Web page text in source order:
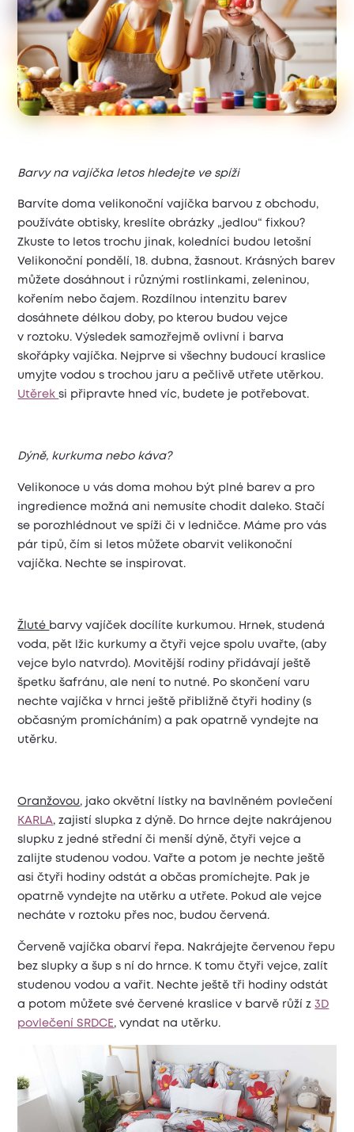
Barvy na vajíčka letos hledejte ve spíži
Barvíte doma velikonoční vajíčka barvou z obchodu,
používáte obtisky, kreslíte obrázky „jedlou“ fixkou?
Zkuste to letos trochu jinak, koledníci budou letošní
Velikonoční pondělí, 18. dubna, žasnout. Krásných barev
můžete dosáhnout i různými rostlinkami, zeleninou,
kořením nebo čajem. Rozdílnou intenzitu barev
dosáhnete délkou doby, po kterou budou vejce
v roztoku. Výsledek samozřejmě ovlivní i barva
skořápky vajíčka. Nejprve si všechny budoucí kraslice
umyjte vodou s trochou jaru a pečlivě utřete utěrkou.
Utěreksi připravte hned víc, budete je potřebovat.
Dýně, kurkuma nebo káva?
Velikonoce u vás doma mohou být plné barev a pro
ingredience možná ani nemusíte chodit daleko. Stačí
se porozhlédnout ve spíži či v ledničce. Máme pro vás
pár tipů, čím si letos můžete obarvit velikonoční
vajíčka. Nechte se inspirovat.
Žluté barvy vajíček docílíte kurkumou. Hrnek, studená
voda, pět lžic kurkumy a čtyři vejce spolu uvařte, (aby
vejce bylo natvrdo). Movitější rodiny přidávají ještě
špetku šafránu, ale není to nutné. Po skončení varu
nechte vajíčka v hrnci ještě přibližně čtyři hodiny (s
občasným promícháním) a pak opatrně vyndejte na
utěrku.
Oranžovou, jako okvětní lístky na bavlněném povlečení
KARLA, zajistí slupka z dýně. Do hrnce dejte nakrájenou
slupku z jedné střední či menší dýně, čtyři vejce a
zalijte studenou vodou. Vařte a potom je nechte ještě
asi čtyři hodiny odstát a občas promíchejte. Pak je
opatrně vyndejte na utěrku a utřete. Pokud ale vejce
necháte v roztoku přes noc, budou červená.
Červeně vajíčka obarví řepa. Nakrájejte červenou řepu
bez slupky a šup s ní do hrnce. K tomu čtyři vejce, zalít
studenou vodou a vařit. Nechte ještě tři hodiny odstát
a potom můžete své červené kraslice v barvě růží z3D
povlečení SRDCE, vyndat na utěrku.